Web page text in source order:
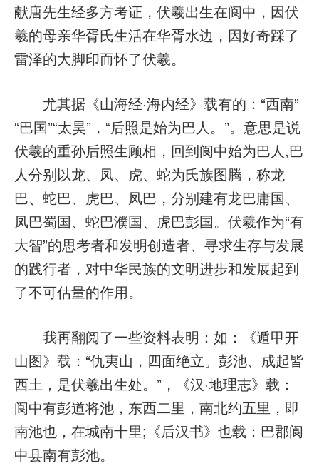
献唐先生经多方考证，伏羲出生在阆中，因伏
羲的母亲华胥氏生活在华胥水边，因好奇踩了
雷泽的大脚印而怀了伏羲。
尤其据《山海经·海内经》载有的：“西南”
“巴国”“太昊”，“后照是始为巴人。”。意思是说
伏羲的重孙后照生顾相，回到阆中始为巴人,巴
人分别以龙、凤、虎、蛇为氏族图腾，称龙
巴、蛇巴、虎巴、凤巴，分别建有龙巴庸国、
凤巴蜀国、蛇巴濮国、虎巴彭国。伏羲作为“有
大智”的思考者和发明创造者、寻求生存与发展
的践行者，对中华民族的文明进步和发展起到
了不可估量的作用。
我再翻阅了一些资料表明：如：《遁甲开
山图》载：“仇夷山，四面绝立。彭池、成起皆
西土，是伏羲出生处。”，《汉·地理志》载：
阆中有彭道将池，东西二里，南北约五里，即
南池也，在城南十里;《后汉书》也载：巴郡阆
中县南有彭池。